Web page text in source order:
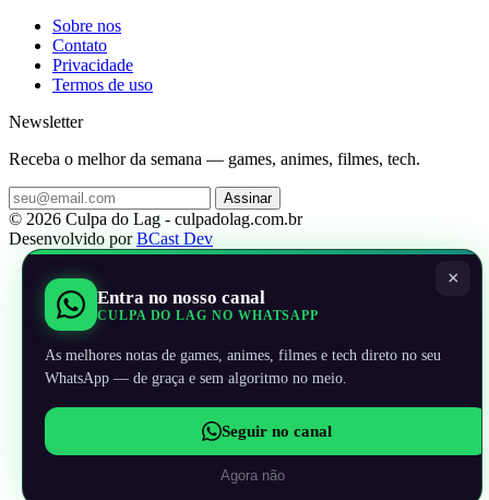
Sobre nos
Contato
Privacidade
Termos de uso
Newsletter
Receba o melhor da semana — games, animes, filmes, tech.
Assinar
© 2026 Culpa do Lag - culpadolag.com.br
Desenvolvido porBCast Dev
×
Entra no nosso canal
CULPA DO LAG NO WHATSAPP
As melhores notas de games, animes, filmes e tech direto no seu
WhatsApp — de graça e sem algoritmo no meio.
Seguir no canal
Agora não